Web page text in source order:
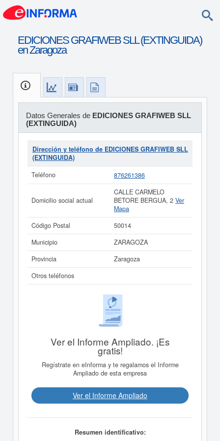
EDICIONES GRAFIWEB SLL (EXTINGUIDA)
en Zaragoza
Datos Generales de EDICIONES GRAFIWEB SLL
(EXTINGUIDA)
Dirección y teléfono de EDICIONES GRAFIWEB SLL
(EXTINGUIDA)
Teléfono
876261386
Domicilio social actual
CALLE CARMELO
BETORE BERGUA, 2 Ver
Mapa
Código Postal
50014
Municipio
ZARAGOZA
Provincia
Zaragoza
Otros teléfonos
Ver el Informe Ampliado. ¡Es
gratis!
Regístrate en eInforma y te regalamos el Informe
Ampliado de esta empresa
Ver el Informe Ampliado
Resumen identificativo: